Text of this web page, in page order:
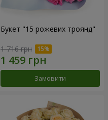
Букет "15 рожевих троянд"
1 716 грн
Замовити